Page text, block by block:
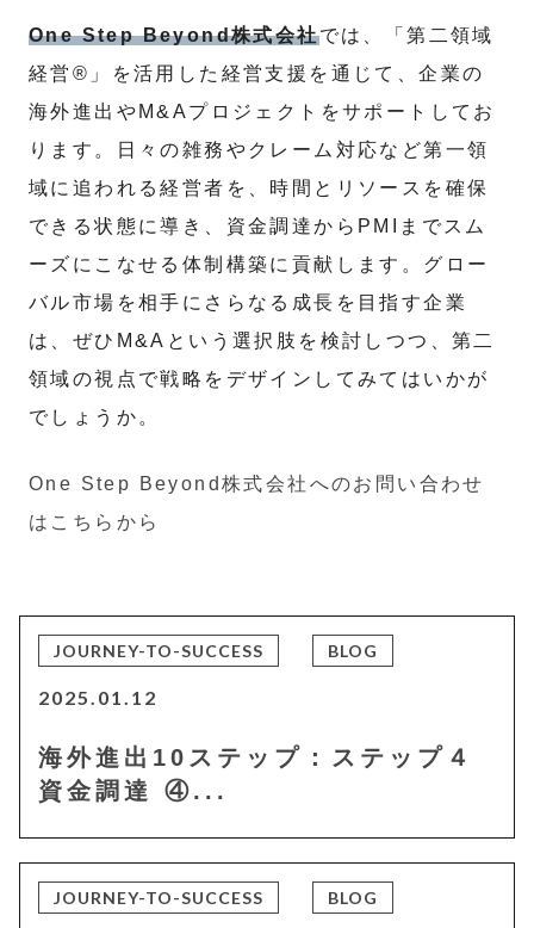
One Step Beyond株式会社では、「第二領域
経営®」を活用した経営支援を通じて、企業の
海外進出やM&Aプロジェクトをサポートしてお
ります。日々の雑務やクレーム対応など第一領
域に追われる経営者を、時間とリソースを確保
できる状態に導き、資金調達からPMIまでスム
ーズにこなせる体制構築に貢献します。グロー
バル市場を相手にさらなる成長を目指す企業
は、ぜひM&Aという選択肢を検討しつつ、第二
領域の視点で戦略をデザインしてみてはいかが
でしょうか。
One Step Beyond株式会社へのお問い合わせ
はこちらから
JOURNEY-TO-SUCCESS BLOG
2025.01.12
海外進出10ステップ：ステップ４
資金調達 ④...
JOURNEY-TO-SUCCESS BLOG